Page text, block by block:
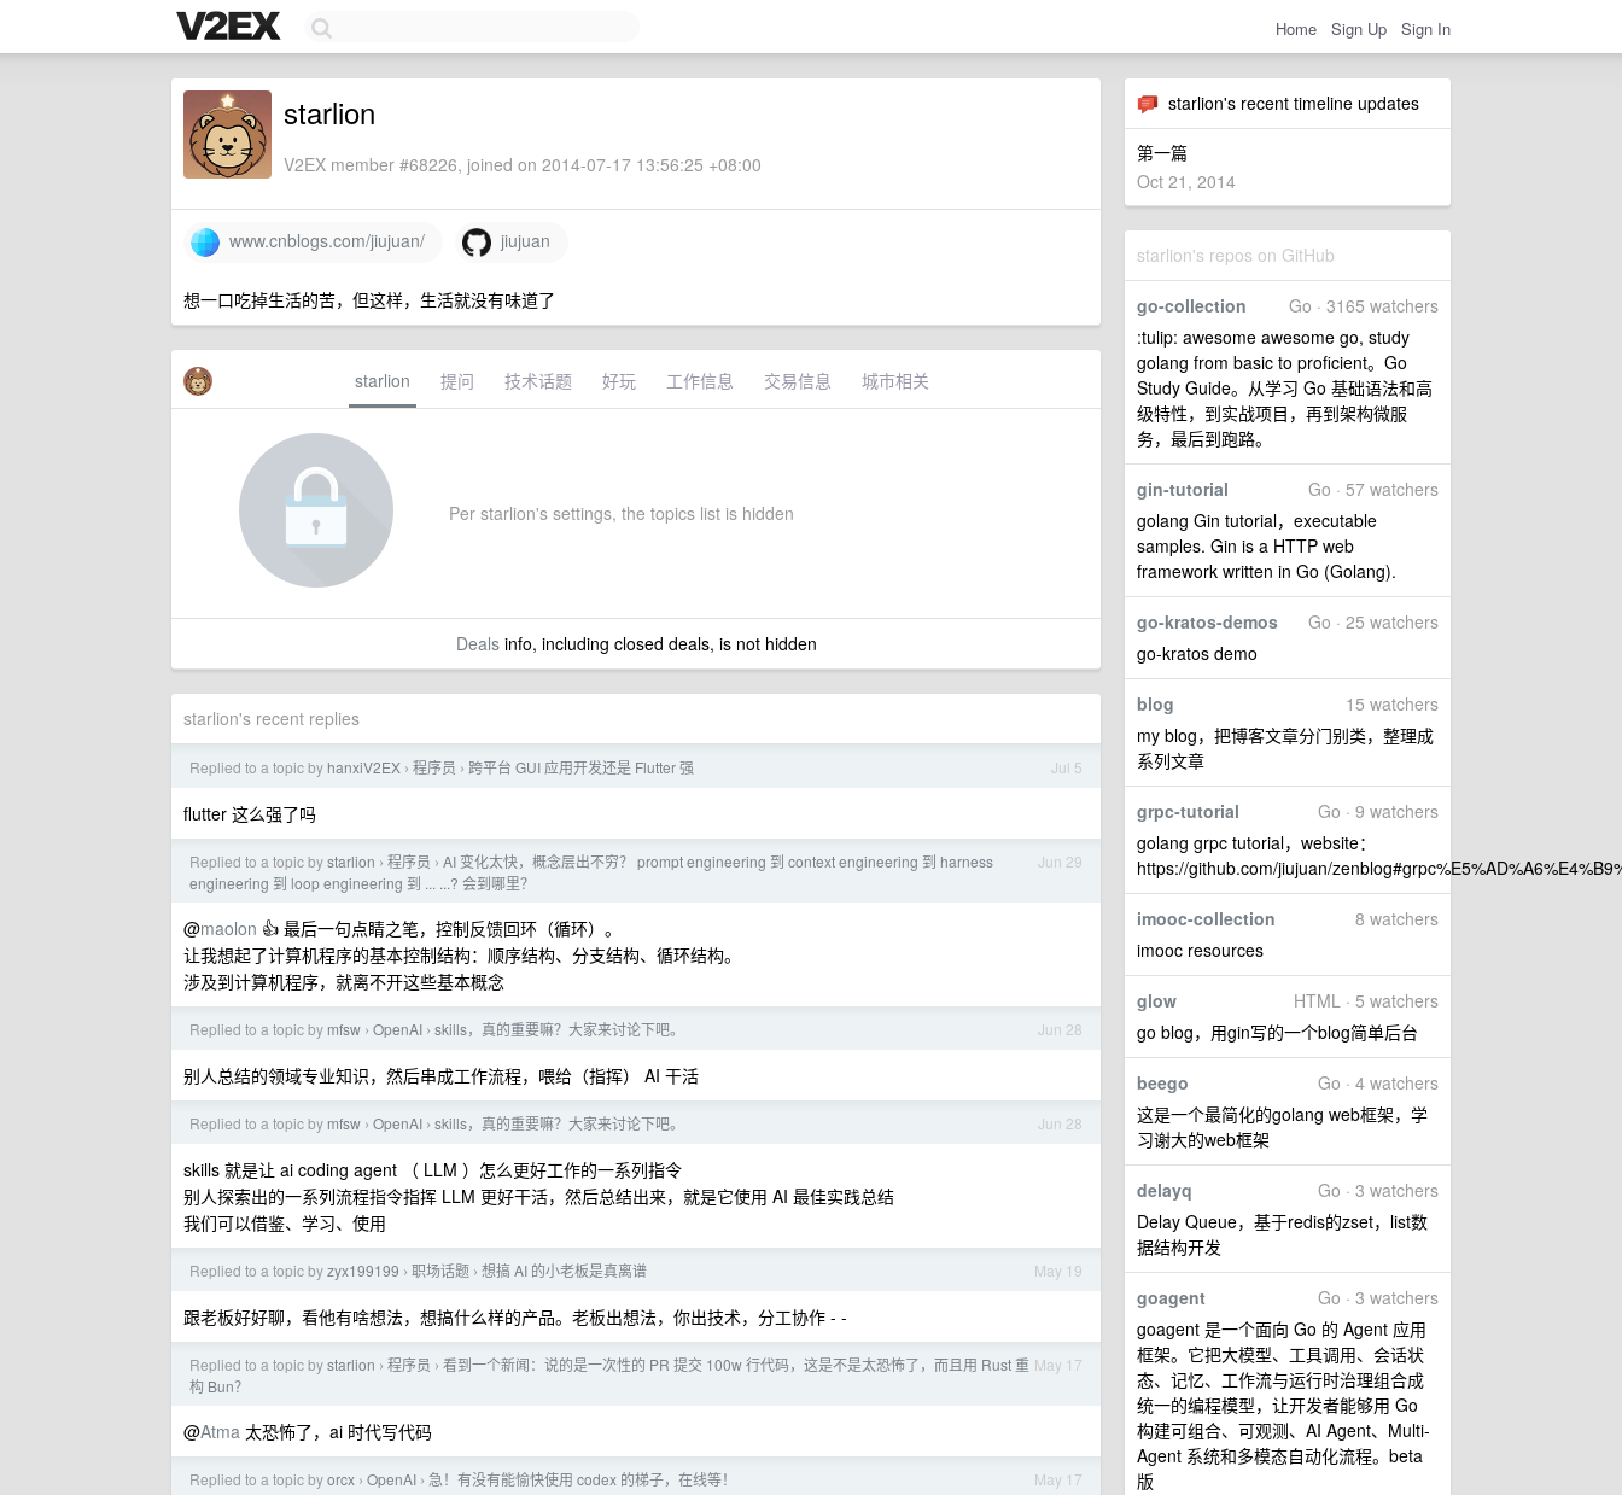
Home Sign Up Sign In
starlion's recent timeline updates
第一篇
Oct 21, 2014
starlion's repos on GitHub
Go · 3165 watchers
go-collection
:tulip: awesome awesome go, study
golang from basic to proficient。Go
Study Guide。从学习 Go 基础语法和高
级特性，到实战项目，再到架构微服
务，最后到跑路。
Go · 57 watchers
gin-tutorial
golang Gin tutorial，executable
samples. Gin is a HTTP web
framework written in Go (Golang).
Go · 25 watchers
go-kratos-demos
go-kratos demo
15 watchers
blog
my blog，把博客文章分门别类，整理成
系列文章
Go · 9 watchers
grpc-tutorial
golang grpc tutorial，website：
https://github.com/jiujuan/
8 watchers
imooc-collection
imooc resources
HTML · 5 watchers
glow
go blog，用gin写的一个blog简单后台
Go · 4 watchers
beego
这是一个最简化的golang web框架，学
习谢大的web框架
Go · 3 watchers
delayq
Delay Queue，基于redis的zset，list数
据结构开发
Go · 3 watchers
goagent
goagent 是一个面向 Go 的 Agent 应用
框架。它把大模型、工具调用、会话状
态、记忆、工作流与运行时治理组合成
统一的编程模型，让开发者能够用 Go
构建可组合、可观测、AI Agent、Multi-
Agent 系统和多模态自动化流程。beta
版
starlion
V2EX member #68226, joined on 2014-07-17 13:56:25 +08:00
www.cnblogs.com/jiujuan/ jiujuan
想一口吃掉生活的苦，但这样，生活就没有味道了
starlion 提问 技术话题 好玩 工作信息 交易信息 城市相关
Per starlion's settings, the topics list is hidden
Dealsinfo, including closed deals, is not hidden
starlion's recent replies
Jul 5
Replied to a topic by hanxiV2EX › 程序员 › 跨平台 GUI 应用开发还是 Flutter 强
flutter 这么强了吗
Jun 29
Replied to a topic bystarlion › 程序员 › AI 变化太快，概念层出不穷？ prompt engineering 到 context engineering 到 harness
engineering 到 loop engineering 到 ... ...? 会到哪里？
@maolon 👍 最后一句点睛之笔，控制反馈回环（循环）。
让我想起了计算机程序的基本控制结构：顺序结构、分支结构、循环结构。
涉及到计算机程序，就离不开这些基本概念
Jun 28
Replied to a topic by mfsw › OpenAI › skills，真的重要嘛？大家来讨论下吧。
别人总结的领域专业知识，然后串成工作流程，喂给（指挥） AI 干活
Jun 28
Replied to a topic by mfsw › OpenAI › skills，真的重要嘛？大家来讨论下吧。
skills 就是让 ai coding agent （ LLM ）怎么更好工作的一系列指令
别人探索出的一系列流程指令指挥 LLM 更好干活，然后总结出来，就是它使用 AI 最佳实践总结
我们可以借鉴、学习、使用
May 19
Replied to a topic byzyx199199 › 职场话题 › 想搞 AI 的小老板是真离谱
跟老板好好聊，看他有啥想法，想搞什么样的产品。老板出想法，你出技术，分工协作 - -
May 17
Replied to a topic bystarlion › 程序员 › 看到一个新闻：说的是一次性的 PR 提交 100w 行代码，这是不是太恐怖了，而且用 Rust 重
构 Bun？
@Atma 太恐怖了，ai 时代写代码
May 17
Replied to a topic byorcx › OpenAI › 急！有没有能愉快使用 codex 的梯子，在线等！